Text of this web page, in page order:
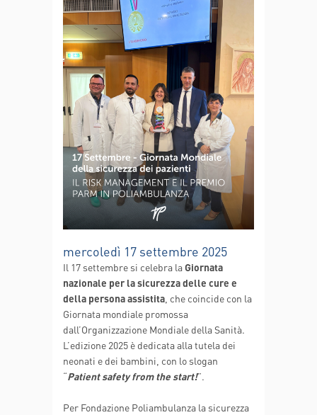
mercoledì 17 settembre 2025
Il 17 settembre si celebra laGiornata
nazionale per la sicurezza delle cure e
della persona assistita , che coincide con la
Giornata mondiale promossa
dall’Organizzazione Mondiale della Sanità.
L’edizione 2025 è dedicata alla tutela dei
neonati e dei bambini, con lo slogan
“Patient safety from the start!”.
Per Fondazione Poliambulanza la sicurezza